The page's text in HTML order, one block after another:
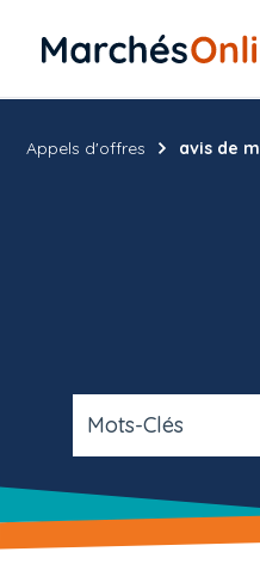
Mots-Clés
Appels d'offres avis de